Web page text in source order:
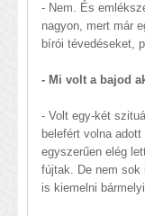
- Nem. És
nagyon, mert már
bírói tévedéseket,
- Mi volt a bajod
- Volt egy-két
belefért volna
egyszerűen elég
fújtak. De nem sok
is kiemelni